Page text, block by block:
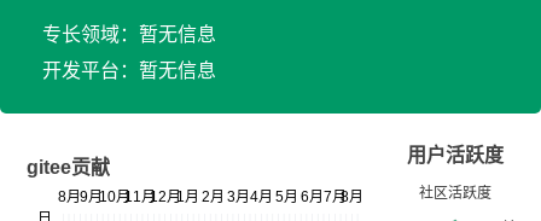
专长领域：暂无信息
开发平台：暂无信息
gitee贡献
用户活跃度